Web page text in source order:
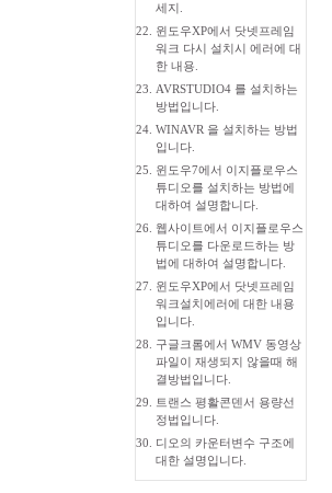
세지.
22. 윈도우XP에서 닷넷프레임
워크 다시 설치시 에러에 대
한 내용.
23. AVRSTUDIO4 를 설치하는
방법입니다.
24. WINAVR 을 설치하는 방법
입니다.
25. 윈도우7에서 이지플로우스
튜디오를 설치하는 방법에
대하여 설명합니다.
26. 웹사이트에서 이지플로우스
튜디오를 다운로드하는 방
법에 대하여 설명합니다.
27. 윈도우XP에서 닷넷프레임
워크설치에러에 대한 내용
입니다.
28. 구글크롬에서 WMV 동영상
파일이 재생되지 않을때 해
결방법입니다.
29.
트랜스 평활콘덴서 용량선
정법입니다.
30. 디오의 카운터변수 구조에
대한 설명입니다.